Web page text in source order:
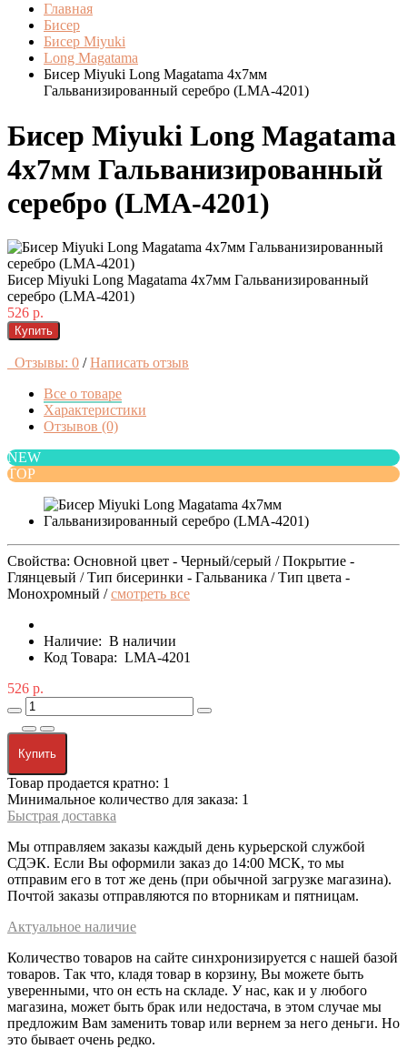
Главная
Бисер
Бисер Miyuki
Long Magatama
Бисер Miyuki Long Magatama 4x7мм
Гальванизированный серебро (LMA-4201)
Бисер Miyuki Long Magatama
4x7мм Гальванизированный
серебро (LMA-4201)
Бисер Miyuki Long Magatama 4x7мм Гальванизированный
серебро (LMA-4201)
526 р.
Купить
Отзывы: 0 / Написать отзыв
Все о товаре
Характеристики
Отзывов (0)
NEW
TOP
Свойства: Основной цвет - Черный/серый / Покрытие -
Глянцевый / Тип бисеринки - Гальваника / Тип цвета -
Монохромный /смотреть все
Наличие: В наличии
Код Товара: LMA-4201
526 р.
Купить
Товар продается кратно: 1
Минимальное количество для заказа: 1
Быстрая доставка
Мы отправляем заказы каждый день курьерской службой
СДЭК. Если Вы оформили заказ до 14:00 МСК, то мы
отправим его в тот же день (при обычной загрузке магазина).
Почтой заказы отправляются по вторникам и пятницам.
Актуальное наличие
Количество товаров на сайте синхронизируется с нашей базой
товаров. Так что, кладя товар в корзину, Вы можете быть
уверенными, что он есть на складе. У нас, как и у любого
магазина, может быть брак или недостача, в этом случае мы
предложим Вам заменить товар или вернем за него деньги. Но
это бывает очень редко.